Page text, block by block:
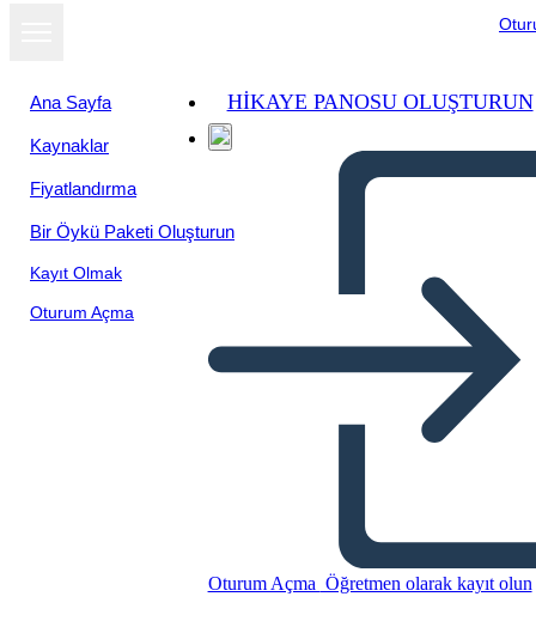
Ana Sayfa
Kaynaklar
Fiyatlandırma
Bir Öykü Paketi Oluşturun
Kayıt Olmak
Oturum Açma
HIKAYE PANOSU OLUŞTURUN
Oturum Açma Öğretmen olarak kayıt olun
Red Fern: Diagramma di
Trama